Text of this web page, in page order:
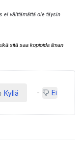
ei välttämättä ole täysin
sitä saa kopioida ilman
Kyllä Ei